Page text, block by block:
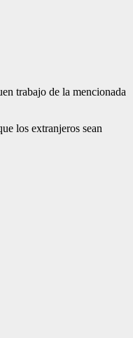
trabajo de la mencionada
los ex­tranjeros sean